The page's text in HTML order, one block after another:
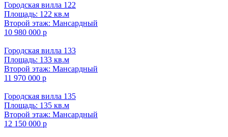
Городская вилла 122
Площадь: 122 кв.м
Второй этаж: Мансардный
10 980 000 р
Городская вилла 133
Площадь: 133 кв.м
Второй этаж: Мансардный
11 970 000 р
Городская вилла 135
Площадь: 135 кв.м
Второй этаж: Мансардный
12 150 000 р